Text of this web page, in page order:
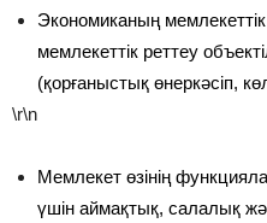
Экономиканың
мемлекеттік реттеу
(қорғаныстық өнеркәсіп,
\r\n
Мемлекет өзінің
үшін аймақтық, салалық